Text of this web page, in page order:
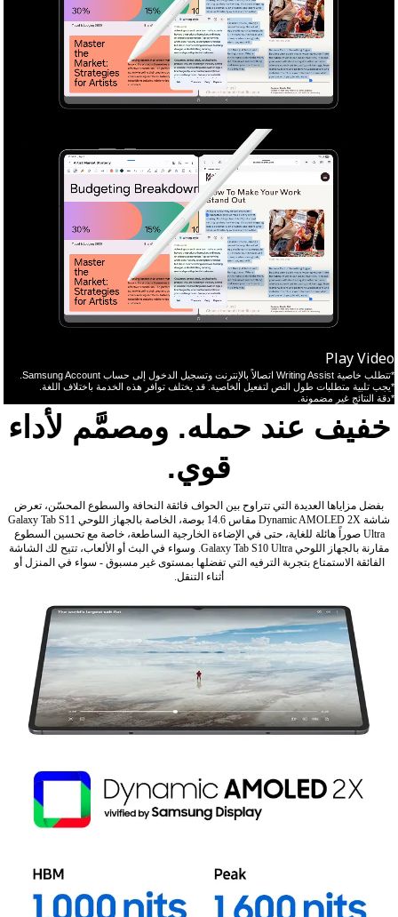
Play Video
*تتطلب خاصية Writing Assist اتصالاً بالإنترنت وتسجيل الدخول إلى حساب Samsung Account.
*يجب تلبية متطلبات طول النص لتفعيل الخاصية. قد يختلف توافر هذه الخدمة باختلاف اللغة.
*دقة النتائج غير مضمونة.
خفيف عند حمله. ومصمَّم لأداء
قوي.
بفضل مزاياها العديدة التي تتراوح بين الحواف فائقة النحافة والسطوع المحسّن، تعرض
شاشة Dynamic AMOLED 2X مقاس 14.6 بوصة، الخاصة بالجهاز اللوحي Galaxy Tab S11
Ultra صوراً هائلة للغاية، حتى في الإضاءة الخارجية الساطعة، خاصة مع تحسين السطوع
مقارنة بالجهاز اللوحي Galaxy Tab S10 Ultra. وسواء في البث أو الألعاب، تتيح لك الشاشة
الفائقة الاستمتاع بتجربة الترفيه التي تفضلها بمستوى غير مسبوق - سواء في المنزل أو
أثناء التنقل.